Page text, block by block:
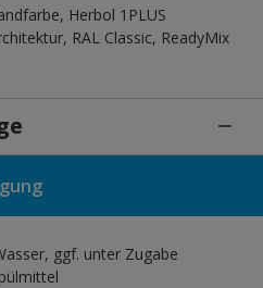
Herbol 1PLUS
RAL Classic, ReadyMix
ggf. unter Zugabe